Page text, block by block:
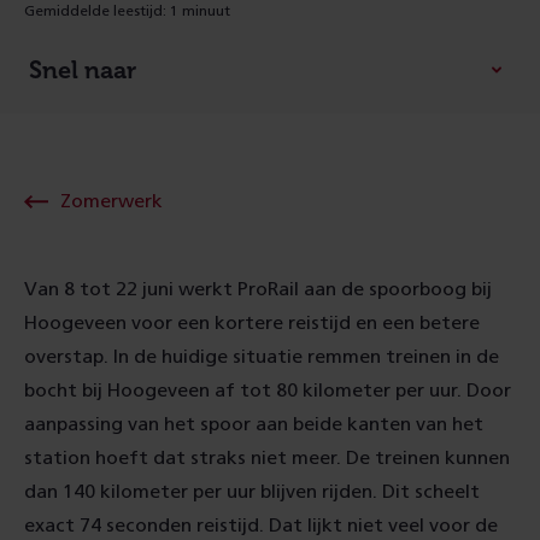
Gemiddelde leestijd: 1 minuut
Snel naar
Zomerwerk
Van 8 tot 22 juni werkt ProRail aan de spoorboog bij
Hoogeveen voor een kortere reistijd en een betere
overstap. In de huidige situatie remmen treinen in de
bocht bij Hoogeveen af tot 80 kilometer per uur. Door
aanpassing van het spoor aan beide kanten van het
station hoeft dat straks niet meer. De treinen kunnen
dan 140 kilometer per uur blijven rijden. Dit scheelt
exact 74 seconden reistijd. Dat lijkt niet veel voor de